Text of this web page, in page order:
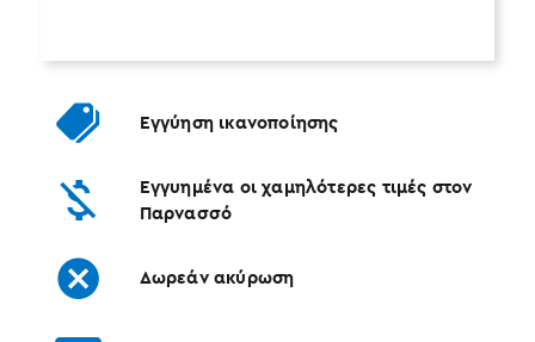
Εγγύηση ικανοποίησης
Εγγυημένα οι χαμηλότερες τιμές στον
Παρνασσό
Δωρεάν ακύρωση